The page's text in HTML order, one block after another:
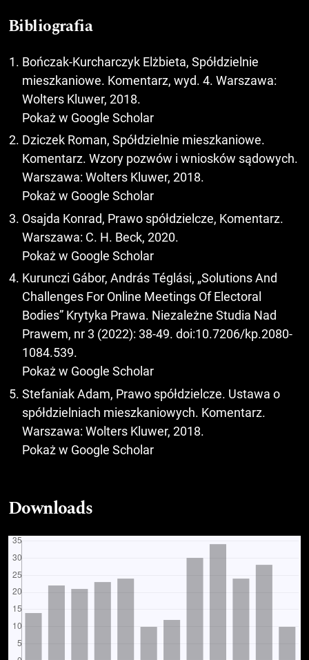
Bibliografia
Bończak-Kurcharczyk Elżbieta, Spółdzielnie
mieszkaniowe. Komentarz, wyd. 4. Warszawa:
Wolters Kluwer, 2018.
Pokaż w Google Scholar
Dziczek Roman, Spółdzielnie mieszkaniowe.
Komentarz. Wzory pozwów i wniosków sądowych.
Warszawa: Wolters Kluwer, 2018.
Pokaż w Google Scholar
Osajda Konrad, Prawo spółdzielcze, Komentarz.
Warszawa: C. H. Beck, 2020.
Pokaż w Google Scholar
Kurunczi Gábor, András Téglási, „Solutions And
Challenges For Online Meetings Of Electoral
Bodies” Krytyka Prawa. Niezależne Studia Nad
Prawem, nr 3 (2022): 38-49. doi:10.7206/kp.2080-
1084.539.
Pokaż w Google Scholar
Stefaniak Adam, Prawo spółdzielcze. Ustawa o
spółdzielniach mieszkaniowych. Komentarz.
Warszawa: Wolters Kluwer, 2018.
Pokaż w Google Scholar
Downloads